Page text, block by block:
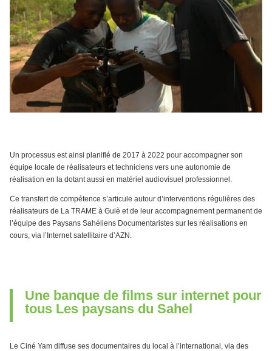
Un processus est ainsi planifié de 2017 à 2022 pour accompagner son
équipe locale de réalisateurs et techniciens vers une autonomie de
réalisation en la dotant aussi en matériel audiovisuel professionnel.
Ce transfert de compétence s’articule autour d’interventions régulières des
réalisateurs de La TRAME à Guiè et de leur accompagnement permanent de
l’équipe des Paysans Sahéliens Documentaristes sur les réalisations en
cours, via l’Internet satellitaire d’AZN.
Une banque de films sur internet pour
tous Les paysans du Sahel
Le Ciné Yam diffuse ses documentaires du local à l’international, via des